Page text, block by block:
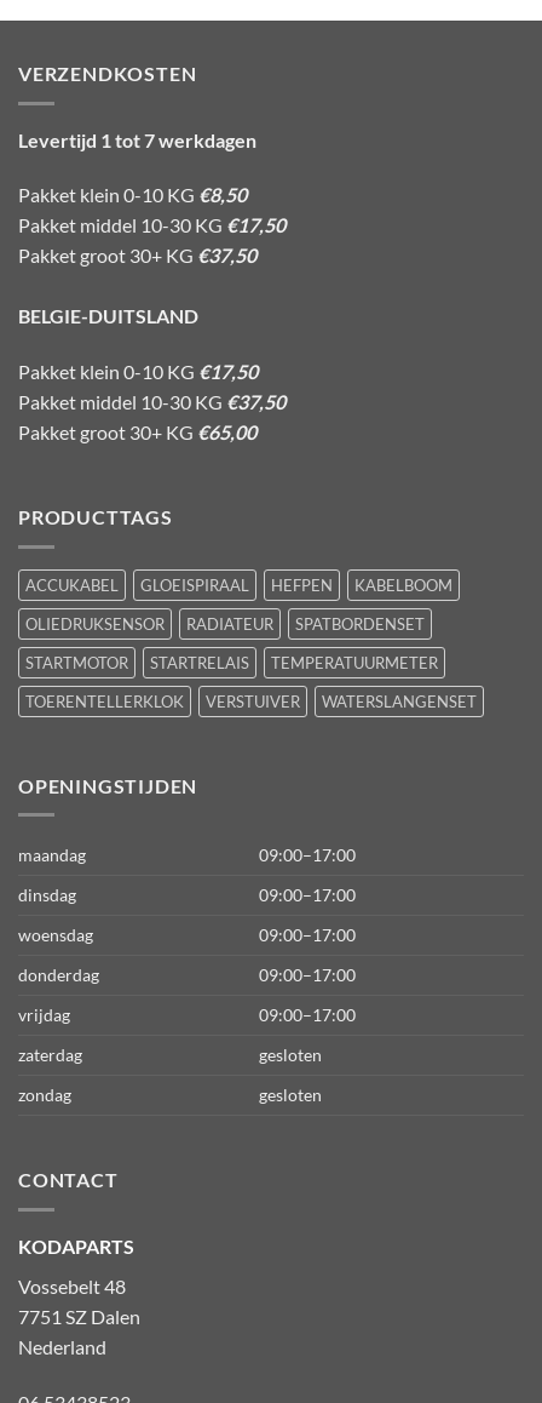
VERZENDKOSTEN
Levertijd 1 tot 7 werkdagen
Pakket klein 0-10 KG €8,50
Pakket middel 10-30 KG €17,50
Pakket groot 30+ KG €37,50
BELGIE-DUITSLAND
Pakket klein 0-10 KG €17,50
Pakket middel 10-30 KG €37,50
Pakket groot 30+ KG €65,00
PRODUCTTAGS
ACCUKABEL GLOEISPIRAAL HEFPEN
KABELBOOM
OLIEDRUKSENSOR
RADIATEUR
SPATBORDENSET
STARTMOTOR
STARTRELAIS
TEMPERATUURMETER
TOERENTELLERKLOK
VERSTUIVER WATERSLANGENSET
OPENINGSTIJDEN
maandag
09:00–17:00
dinsdag
09:00–17:00
woensdag
09:00–17:00
donderdag
09:00–17:00
vrijdag
09:00–17:00
zaterdag
gesloten
zondag
gesloten
CONTACT
KODAPARTS
Vossebelt 48
7751 SZ Dalen
Nederland